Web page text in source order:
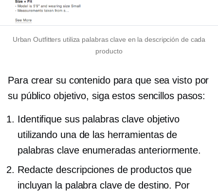
Urban Outfitters utiliza palabras clave en la descripción de cada
producto
Para crear su contenido para que sea visto por
su público objetivo, siga estos sencillos pasos:
Identifique sus palabras clave objetivo
utilizando una de las herramientas de
palabras clave enumeradas anteriormente.
Redacte descripciones de productos que
incluyan la palabra clave de destino. Por